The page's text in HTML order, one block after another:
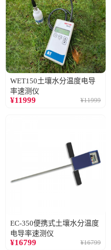
WET150土壤水分温度电导
率速测仪
¥11999 ¥11999
EC-350便携式土壤水分温度
电导率速测仪
¥16799 ¥16799